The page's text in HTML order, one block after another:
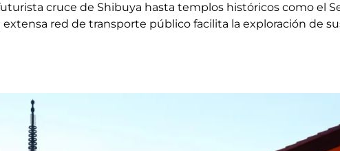
cruce de Shibuya hasta templos históricos como el
red de transporte público facilita la exploración de